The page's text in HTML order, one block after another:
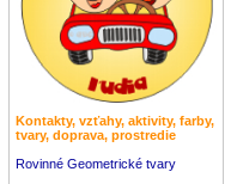
Kontakty, vzťahy, aktivity, farby,
tvary, doprava, prostredie
Rovinné Geometrické tvary